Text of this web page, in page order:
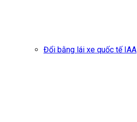
Đổi bằng lái xe quốc tế IAA